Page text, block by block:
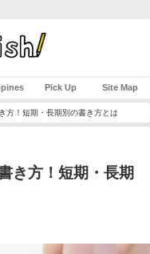
Pick Up Site Map
方！短期・長期別の書き方とは
き方！短期・長期